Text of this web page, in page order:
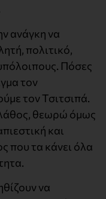
ανάγκη να
πολιτικό,
Πόσες
τον
τον Τσιτσιπά.
θεωρώ όμως
και
που τα κάνει όλα
να